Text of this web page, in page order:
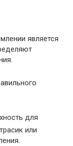
является
для
или